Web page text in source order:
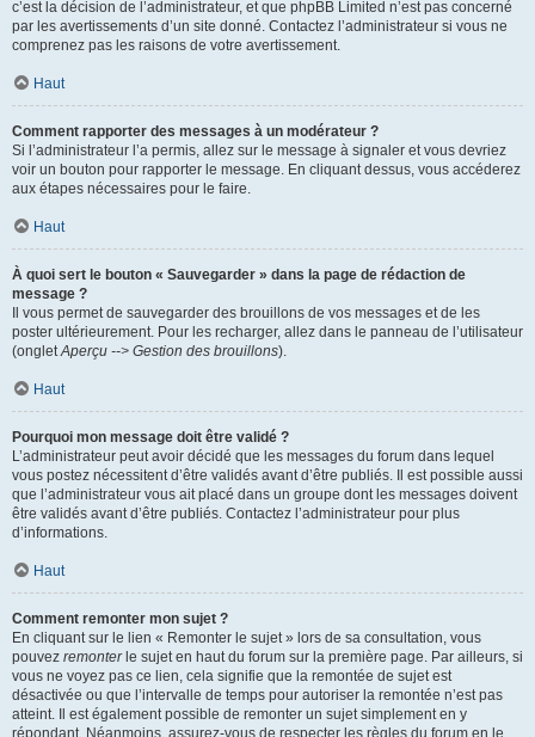
c’est la décision de l’administrateur, et que phpBB Limited n’est pas concerné
par les avertissements d’un site donné. Contactez l’administrateur si vous ne
comprenez pas les raisons de votre avertissement.
Haut
Comment rapporter des messages à un modérateur ?
Si l’administrateur l’a permis, allez sur le message à signaler et vous devriez
voir un bouton pour rapporter le message. En cliquant dessus, vous accéderez
aux étapes nécessaires pour le faire.
Haut
À quoi sert le bouton « Sauvegarder » dans la page de rédaction de
message ?
Il vous permet de sauvegarder des brouillons de vos messages et de les
poster ultérieurement. Pour les recharger, allez dans le panneau de l’utilisateur
(ongletAperçu --> Gestion des brouillons).
Haut
Pourquoi mon message doit être validé ?
L’administrateur peut avoir décidé que les messages du forum dans lequel
vous postez nécessitent d’être validés avant d’être publiés. Il est possible aussi
que l’administrateur vous ait placé dans un groupe dont les messages doivent
être validés avant d’être publiés. Contactez l’administrateur pour plus
d’informations.
Haut
Comment remonter mon sujet ?
En cliquant sur le lien « Remonter le sujet » lors de sa consultation, vous
pouvez remonterle sujet en haut du forum sur la première page. Par ailleurs, si
vous ne voyez pas ce lien, cela signifie que la remontée de sujet est
désactivée ou que l’intervalle de temps pour autoriser la remontée n’est pas
atteint. Il est également possible de remonter un sujet simplement en y
répondant. Néanmoins, assurez-vous de respecter les règles du forum en le